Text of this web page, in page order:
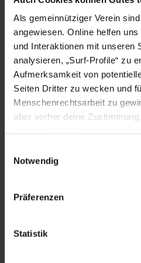
Als gemeinnütziger Verein
angewiesen. Online helfen
und Interaktionen mit unseren
analysieren, „Surf-Profile“ zu
Aufmerksamkeit von
Seiten Dritter zu wecken und
Menschenrechtsarbeit zu
aber vorher deine
wieder ändern. Diesen Banner
Notwendig
Präferenzen
Statistik
Ich fordere Sie höflich auf,
gerichteten Drohungen
unparteiisch zu
bekannt zu geben und die
zu stellen.
Ich bitte Sie eindringlich, in
Silvestrucci unverzüglich
ihre Familie zu ergreifen.
Sr. Luis Alberto Rubí
Avenida República Dominicana